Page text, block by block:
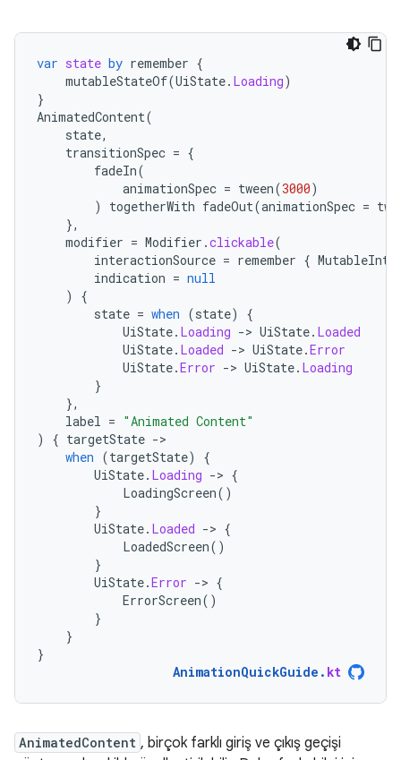
var state by remember {
mutableStateOf(UiState. Loading)
}
AnimatedContent(
state,
transitionSpec = {
fadeIn(
animationSpec = tween(3000)
)
togetherWith fadeOut(animationSpec =
},
modifier = Modifier .clickable(
interactionSource = remember {
indication = null
)
{
state = when (state)
{
UiState. Loading -> UiState. Loaded
UiState. Loaded -> UiState.Error
UiState.Error -> UiState. Loading
}
},
label = "Animated Content"
)
{ targetState -
when (targetState)
{
UiState. Loading -> {
LoadingScreen()
}
UiState. Loaded -> {
LoadedScreen()
}
UiState.Error -> {
ErrorScreen()
}
}
}
AnimationQuickGuide . kt
AnimatedContent , birçok farklı giriş ve çıkış geçişi